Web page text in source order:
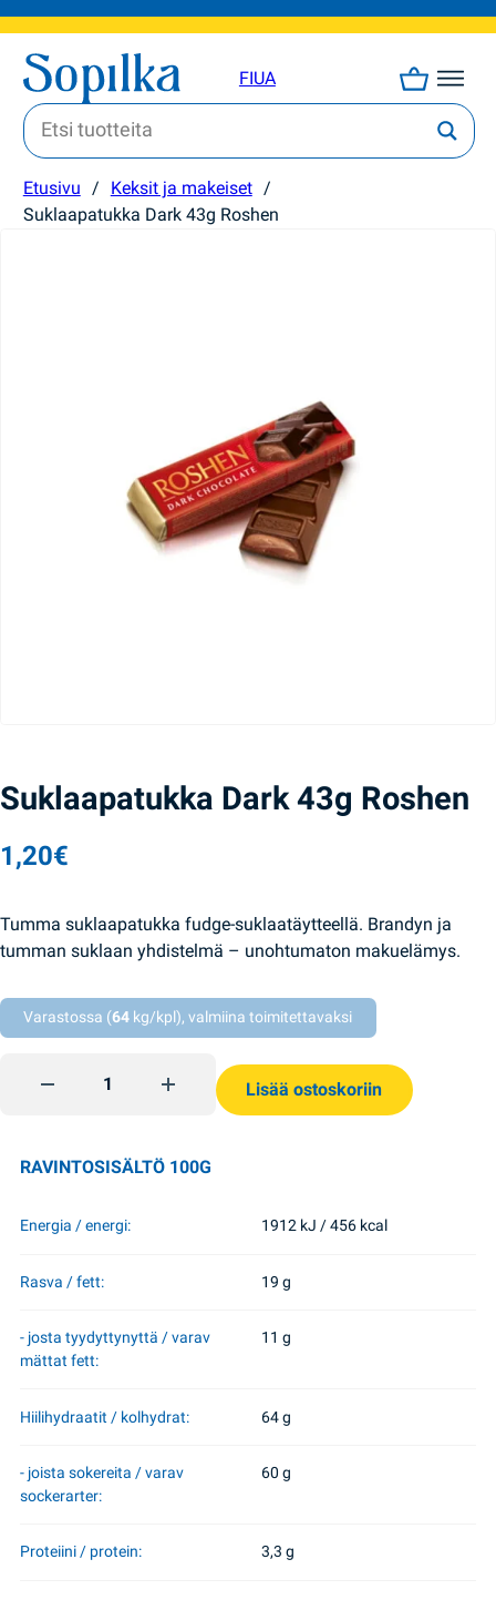
FIUA
Etusivu / Keksit ja makeiset /
Suklaapatukka Dark 43g Roshen
Suklaapatukka Dark 43g Roshen
1,20€
Tumma suklaapatukka fudge-suklaatäytteellä. Brandyn ja
tumman suklaan yhdistelmä – unohtumaton makuelämys.
Varastossa (64 kg/kpl), valmiina toimitettavaksi
Suklaapatukka Dark 43g Roshen quantity
Lisää ostoskoriin
RAVINTOSISÄLTÖ 100G
Energia / energi: 1912 kJ / 456 kcal
Rasva / fett: 19 g
- josta tyydyttynyttä / varav
mättat fett:
11 g
Hiilihydraatit / kolhydrat: 64 g
- joista sokereita / varav
sockerarter:
60 g
Proteiini / protein: 3,3 g